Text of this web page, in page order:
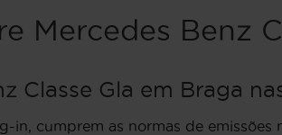
Mercedes Benz
Classe Gla em Braga
cumprem as normas de emissões